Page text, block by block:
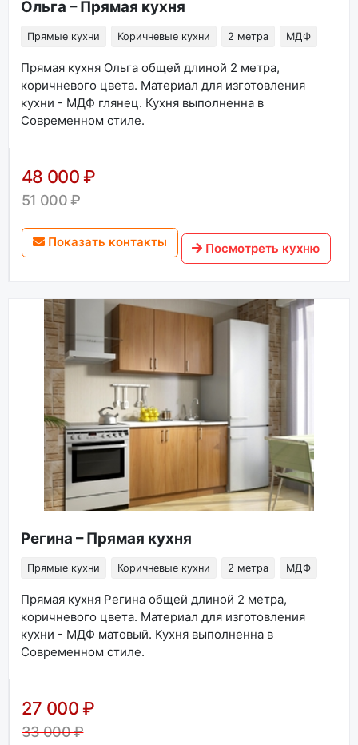
Ольга – Прямая кухня
Прямые кухни Коричневые кухни 2 метра МДФ
Прямая кухня Ольга общей длиной 2 метра,
коричневого цвета. Материал для изготовления
кухни - МДФ глянец. Кухня выполненна в
Современном стиле.
48 000 ₽
51 000 ₽
Показать контакты Посмотреть кухню
Регина – Прямая кухня
Прямые кухни Коричневые кухни 2 метра МДФ
Прямая кухня Регина общей длиной 2 метра,
коричневого цвета. Материал для изготовления
кухни - МДФ матовый. Кухня выполненна в
Современном стиле.
27 000 ₽
33 000 ₽